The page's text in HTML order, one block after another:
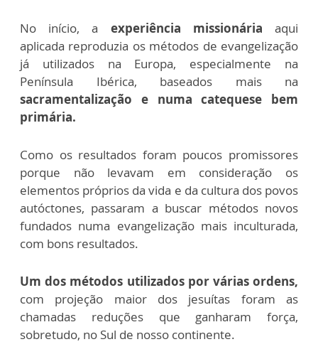
No início, a experiência missionária aqui
aplicada reproduzia os métodos de evangelização
já utilizados na Europa, especialmente na
Península Ibérica, baseados mais na
sacramentalização e numa catequese bem
primária.
Como os resultados foram poucos promissores
porque não levavam em consideração os
elementos próprios da vida e da cultura dos povos
autóctones, passaram a buscar métodos novos
fundados numa evangelização mais inculturada,
com bons resultados.
Um dos métodos utilizados por várias ordens,
com projeção maior dos jesuítas foram as
chamadas reduções que ganharam força,
sobretudo, no Sul de nosso continente.